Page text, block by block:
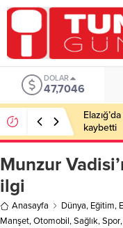
DOLAR
47,7046
kaybetti
Munzur
ilgi
Anasayfa Dünya, Eğitim,
Manşet,Otomobil,Sağlık,Spor,